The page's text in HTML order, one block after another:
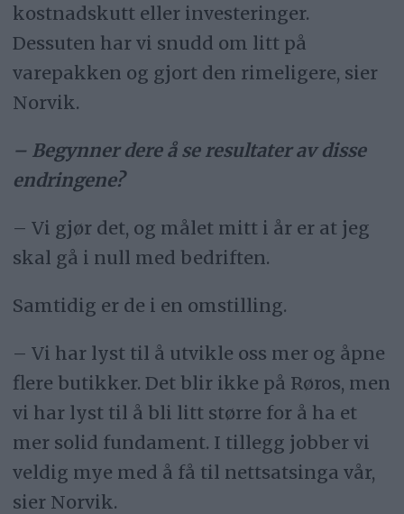
kostnadskutt eller investeringer.
Dessuten har vi snudd om litt på
varepakken og gjort den rimeligere, sier
Norvik.
– Begynner dere å se resultater av disse
endringene?
– Vi gjør det, og målet mitt i år er at jeg
skal gå i null med bedriften.
Samtidig er de i en omstilling.
– Vi har lyst til å utvikle oss mer og åpne
flere butikker. Det blir ikke på Røros, men
vi har lyst til å bli litt større for å ha et
mer solid fundament. I tillegg jobber vi
veldig mye med å få til nettsatsinga vår,
sier Norvik.